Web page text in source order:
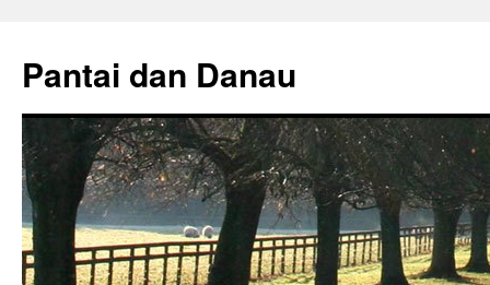
content
Pantai dan Danau